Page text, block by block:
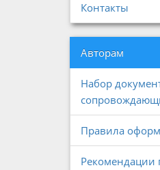
Контакты
Авторам
Набор
Правила
Рекомендации